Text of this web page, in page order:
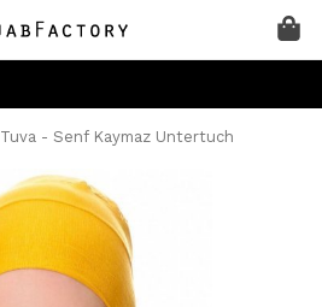
Tuva - Senf Kaymaz Untertuch